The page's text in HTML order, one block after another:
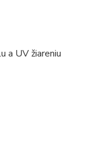
a UV žiareniu